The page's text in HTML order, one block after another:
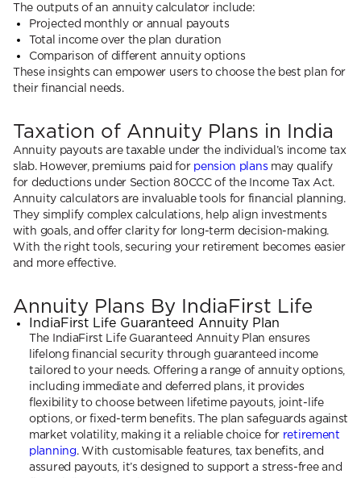
The outputs of an annuity calculator include:
Projected monthly or annual payouts
Total income over the plan duration
Comparison of different annuity options
These insights can empower users to choose the best plan for
their financial needs.
Taxation of Annuity Plans in India
Annuity payouts are taxable under the individual’s income tax
slab. However, premiums paid for pension plansmay qualify
for deductions under Section 80CCC of the Income Tax Act.
Annuity calculators are invaluable tools for financial planning.
They simplify complex calculations, help align investments
with goals, and offer clarity for long-term decision-making.
With the right tools, securing your retirement becomes easier
and more effective.
Annuity Plans By IndiaFirst Life
IndiaFirst Life Guaranteed Annuity Plan
The IndiaFirst Life Guaranteed Annuity Plan ensures
lifelong financial security through guaranteed income
tailored to your needs. Offering a range of annuity options,
including immediate and deferred plans, it provides
flexibility to choose between lifetime payouts, joint-life
options, or fixed-term benefits. The plan safeguards against
market volatility, making it a reliable choice for retirement
planning. With customisable features, tax benefits, and
assured payouts, it’s designed to support a stress-free and